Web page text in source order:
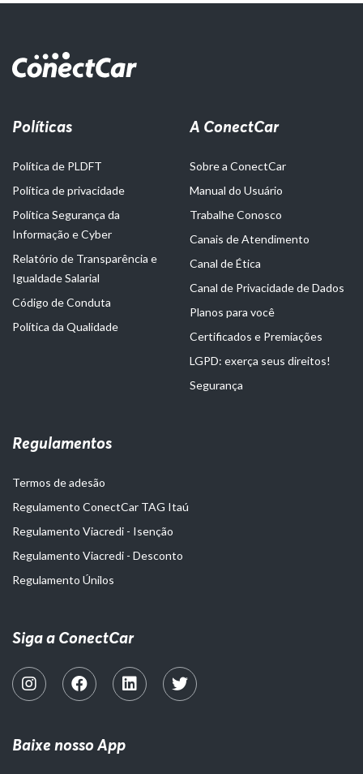
Políticas
Política de PLDFT
Política de privacidade
Política Segurança da
Informação e Cyber
Relatório de Transparência e
Igualdade Salarial
Código de Conduta
Política da Qualidade
A ConectCar
Sobre a ConectCar
Manual do Usuário
Trabalhe Conosco
Canais de Atendimento
Canal de Ética
Canal de Privacidade de Dados
Planos para você
Certificados e Premiações
LGPD: exerça seus direitos!
Segurança
Regulamentos
Termos de adesão
Regulamento ConectCar TAG Itaú
Regulamento Viacredi - Isenção
Regulamento Viacredi - Desconto
Regulamento Únilos
Siga a ConectCar
Baixe nosso App